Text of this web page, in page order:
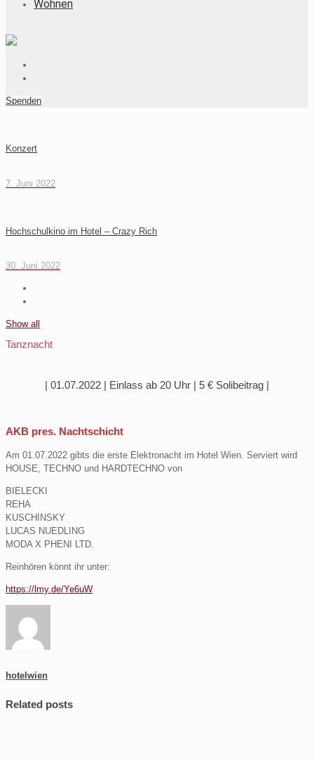
Wohnen
Spenden
Konzert
7. Juni 2022
Hochschulkino im Hotel – Crazy Rich
30. Juni 2022
Show all
Tanznacht
| 01.07.2022 | Einlass ab 20 Uhr | 5 € Solibeitrag |
AKB pres. Nachtschicht
Am 01.07.2022 gibts die erste Elektronacht im Hotel Wien. Serviert wird
HOUSE, TECHNO und HARDTECHNO von
BIELECKI
REHA
KUSCHINSKY
LUCAS NUEDLING
MODA X PHENI LTD.
Reinhören könnt ihr unter:
https://lmy.de/Ye6uW
hotelwien
Related posts